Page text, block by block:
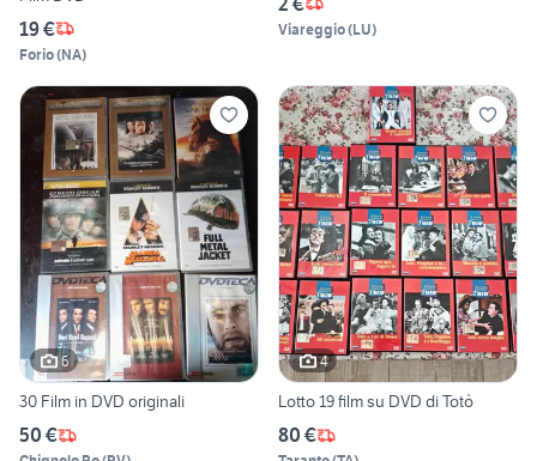
19 €
Forio(NA)
Viareggio(LU)
6
30 Film in DVD originali
50 €
4
Lotto 19 film su DVD di Totò
80 €